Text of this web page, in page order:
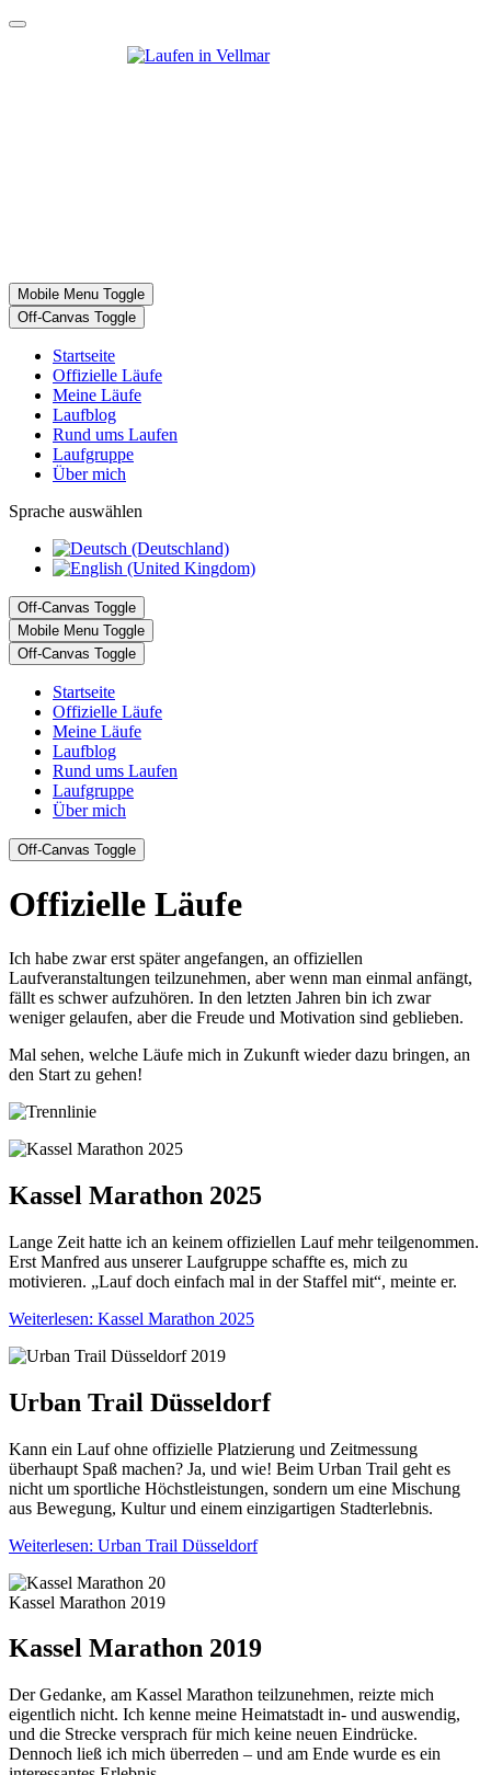
Mobile Menu Toggle
Off-Canvas Toggle
Startseite
Offizielle Läufe
Meine Läufe
Laufblog
Rund ums Laufen
Laufgruppe
Über mich
Sprache auswählen
Off-Canvas Toggle
Mobile Menu Toggle
Off-Canvas Toggle
Startseite
Offizielle Läufe
Meine Läufe
Laufblog
Rund ums Laufen
Laufgruppe
Über mich
Off-Canvas Toggle
Offizielle Läufe
Ich habe zwar erst später angefangen, an offiziellen
Laufveranstaltungen teilzunehmen, aber wenn man einmal anfängt,
fällt es schwer aufzuhören. In den letzten Jahren bin ich zwar
weniger gelaufen, aber die Freude und Motivation sind geblieben.
Mal sehen, welche Läufe mich in Zukunft wieder dazu bringen, an
den Start zu gehen!
Kassel Marathon 2025
Lange Zeit hatte ich an keinem offiziellen Lauf mehr teilgenommen.
Erst Manfred aus unserer Laufgruppe schaffte es, mich zu
motivieren. „Lauf doch einfach mal in der Staffel mit“, meinte er.
Weiterlesen: Kassel Marathon 2025
Urban Trail Düsseldorf
Kann ein Lauf ohne offizielle Platzierung und Zeitmessung
überhaupt Spaß machen? Ja, und wie! Beim Urban Trail geht es
nicht um sportliche Höchstleistungen, sondern um eine Mischung
aus Bewegung, Kultur und einem einzigartigen Stadterlebnis.
Weiterlesen: Urban Trail Düsseldorf
Kassel Marathon 2019
Kassel Marathon 2019
Der Gedanke, am Kassel Marathon teilzunehmen, reizte mich
eigentlich nicht. Ich kenne meine Heimatstadt in- und auswendig,
und die Strecke versprach für mich keine neuen Eindrücke.
Dennoch ließ ich mich überreden – und am Ende wurde es ein